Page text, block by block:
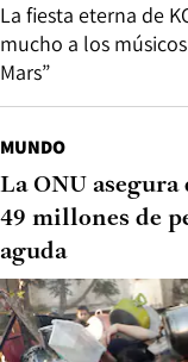
La fiesta eterna de
mucho a los
Mars”
MUNDO
La ONU
49 millones de
aguda